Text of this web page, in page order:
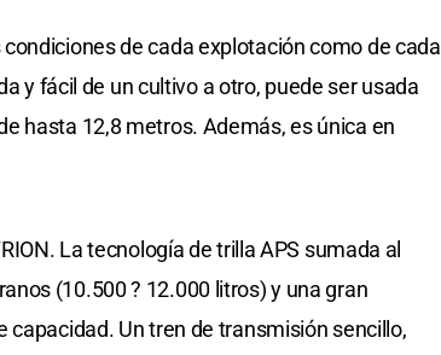
de cada explotación como de cada
y fácil de un cultivo a otro, puede ser usada
hasta 12,8 metros. Además, es única en
La tecnología de trilla APS sumada al
(10.500 ? 12.000 litros) y una gran
Un tren de transmisión sencillo,